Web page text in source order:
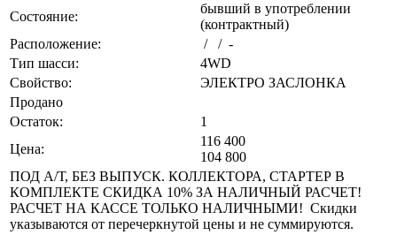
Состояние:
бывший в употреблении
(контрактный)
Расположение:
/ / -
Тип шасси:
4WD
Свойство:
ЭЛЕКТРО ЗАСЛОНКА
Продано
Остаток:
1
Цена:
116 400
104 800
ПОД А/Т, БЕЗ ВЫПУСК. КОЛЛЕКТОРА, СТАРТЕР В
КОМПЛЕКТЕ СКИДКА 10% ЗА НАЛИЧНЫЙ РАСЧЕТ!
РАСЧЕТ НА КАССЕ ТОЛЬКО НАЛИЧНЫМИ! Скидки
указываются от перечеркнутой цены и не суммируются.